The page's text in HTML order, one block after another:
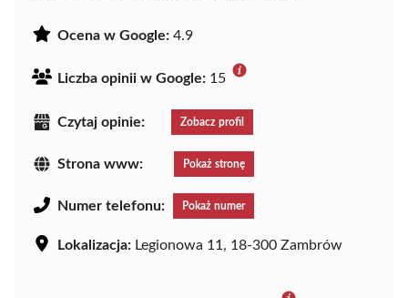
Ocena w Google: 4.9
Liczba opinii w Google: 15
Czytaj opinie: Zobacz profil
Strona www: Pokaż stronę
Numer telefonu: Pokaż numer
Lokalizacja: Legionowa 11, 18-300 Zambrów